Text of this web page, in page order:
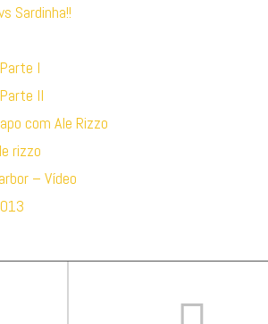
Sardinha!!
I
II
com Ale Rizzo
rizzo
– Vídeo